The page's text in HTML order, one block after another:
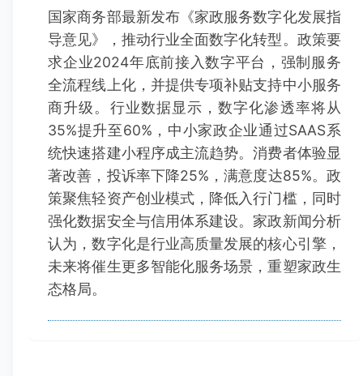
国家商务部最新发布《家政服务数字化发展指
导意见》，推动行业全面数字化转型。政策要
求企业2024年底前接入数字平台，强制服务
全流程线上化，并提供专项补贴支持中小服务
商升级。行业数据显示，数字化渗透率将从
35%提升至60%，中小家政企业通过SAAS系
统快速搭建小程序成主流趋势。消费者体验显
著改善，投诉率下降25%，满意度达85%。政
策聚焦轻资产创业模式，降低入行门槛，同时
强化数据安全与信用体系建设。家政新闻分析
认为，数字化是行业高质量发展的核心引擎，
未来将催生更多智能化服务场景，重塑家政生
态格局。